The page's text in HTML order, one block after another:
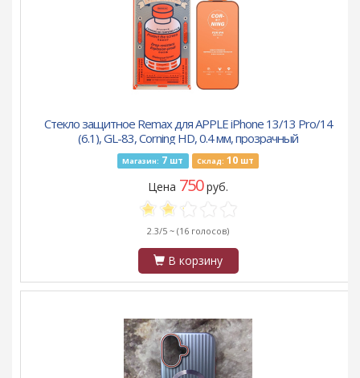
Стекло защитное Remax для APPLE iPhone 13/13 Pro/14
(6.1), GL-83, Corning HD, 0.4 мм, прозрачный
Магазин: 7 шт Склад: 10шт
Цена 750руб.
2.3/5 ~ (16 голосов)
В корзину